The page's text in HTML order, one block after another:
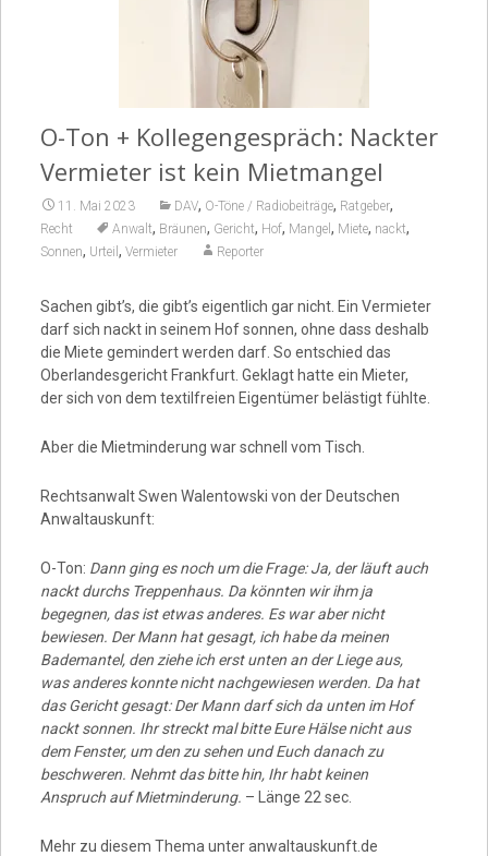
O-Ton + Kollegengespräch: Nackter
Vermieter ist kein Mietmangel
11. Mai 2023 DAV, O-Töne / Radiobeiträge, Ratgeber,
Recht Anwalt, Bräunen, Gericht, Hof, Mangel , Miete, nackt,
Sonnen, Urteil , Vermieter Reporter
Sachen gibt’s, die gibt’s eigentlich gar nicht. Ein Vermieter
darf sich nackt in seinem Hof sonnen, ohne dass deshalb
die Miete gemindert werden darf. So entschied das
Oberlandesgericht Frankfurt. Geklagt hatte ein Mieter,
der sich von dem textilfreien Eigentümer belästigt fühlte.
Aber die Mietminderung war schnell vom Tisch.
Rechtsanwalt Swen Walentowski von der Deutschen
Anwaltauskunft:
O-Ton: Dann ging es noch um die Frage: Ja, der läuft auch
nackt durchs Treppenhaus. Da könnten wir ihm ja
begegnen, das ist etwas anderes. Es war aber nicht
bewiesen. Der Mann hat gesagt, ich habe da meinen
Bademantel, den ziehe ich erst unten an der Liege aus,
was anderes konnte nicht nachgewiesen werden. Da hat
das Gericht gesagt: Der Mann darf sich da unten im Hof
nackt sonnen. Ihr streckt mal bitte Eure Hälse nicht aus
dem Fenster, um den zu sehen und Euch danach zu
beschweren. Nehmt das bitte hin, Ihr habt keinen
Anspruch auf Mietminderung. – Länge 22 sec.
Mehr zu diesem Thema unter anwaltauskunft.de